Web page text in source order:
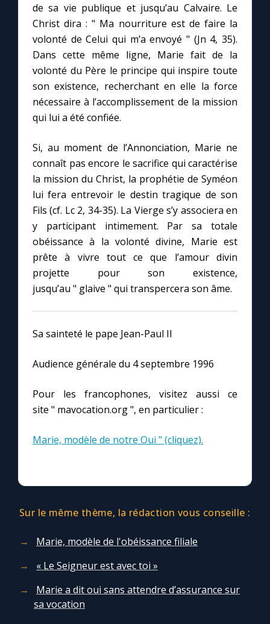
de sa vie publique et jusqu’au Calvaire. Le
Christ dira : " Ma nourriture est de faire la
volonté de Celui qui m’a envoyé " (Jn 4, 35).
Dans cette même ligne, Marie fait de la
volonté du Père le principe qui inspire toute
son existence, recherchant en elle la force
nécessaire à l’accomplissement de la mission
qui lui a été confiée.
Si, au moment de l’Annonciation, Marie ne
connaît pas encore le sacrifice qui caractérise
la mission du Christ, la prophétie de Syméon
lui fera entrevoir le destin tragique de son
Fils (cf. Lc 2, 34-35). La Vierge s’y associera en
y participant intimement. Par sa totale
obéissance à la volonté divine, Marie est
prête à vivre tout ce que l’amour divin
projette pour son existence,
jusqu’au " glaive " qui transpercera son âme.
Sa sainteté le pape Jean-Paul II
Audience générale du 4 septembre 1996
Pour les francophones, visitez aussi ce
site " mavocation.org ", en particulier :
Marie, modèle de notre Oui " (cliquez).
Sur le même thème, la rédaction vous conseille :
Marie, modèle de l'obéissance filiale
« Le Seigneur est avec toi »
Marie a dit oui sans attendre d’assurance sur
sa vocation